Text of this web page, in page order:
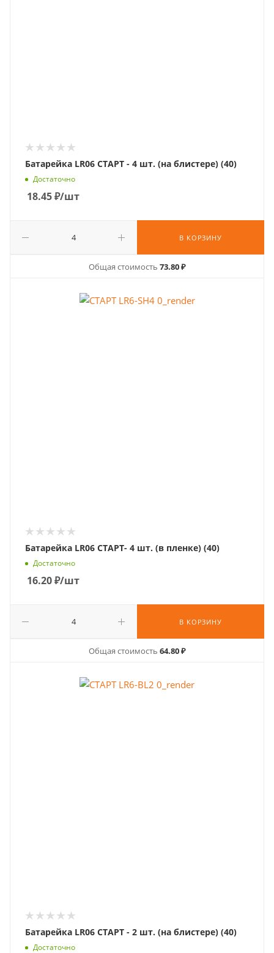
Батарейка LR06 СТАРТ - 4 шт. (на блистере) (40)
Достаточно
18.45₽/шт
В КОРЗИНУ
Общая стоимость 73.80 ₽
Батарейка LR06 СТАРТ- 4 шт. (в пленке) (40)
Достаточно
16.20₽/шт
В КОРЗИНУ
Общая стоимость 64.80 ₽
Батарейка LR06 СТАРТ - 2 шт. (на блистере) (40)
Достаточно